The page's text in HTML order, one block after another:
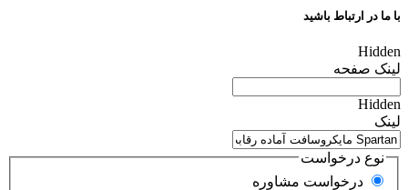
با ما در ارتباط باشید
Hidden
لینک صفحه
Hidden
لینک
نوع درخواست
درخواست مشاوره